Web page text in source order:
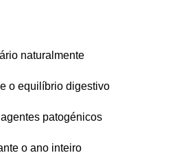
naturalmente
o equilíbrio digestivo
patogénicos
o ano inteiro